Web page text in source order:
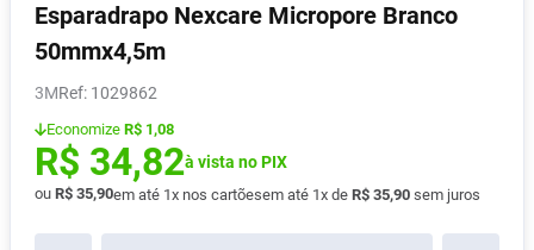
Esparadrapo Nexcare Micropore Branco
50mmx4,5m
3M : 1029862
Economize R$ 1,08
R$ 34,82à vista no PIX
ou R$ 35,90em até 1x nos cartõesem até 1x de R$ 35,90 sem juros
7º Desodorante
8º Pampers Confort Sec
9º Vitamina D
10º Soro Fisiológico